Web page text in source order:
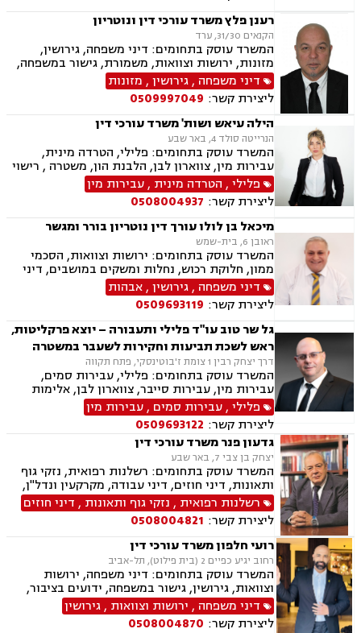
ייפוי כוח מתמשך, אחריות הורית
רענן פלץ משרד עורכי דין ונוטריון
הקנאים 31/30, ערד
המשרד עוסק בתחומים: דיני משפחה, גירושין,
מזונות, ירושות וצוואות, משמורת, גישור במשפחה,
חלוקת רכוש, ידועים בציבור, מעמד אישי, אלימות
במשפחה, נזיקין, נזקי גוף, נזקי רכוש, תאונות דרכים,
תאונות עבודה, תאונות עקב רשלנות, דיני עבודה,
נוטריון.
דיני משפחה ,גירושין, מזונות
ליצירת קשר: 0509997049
הילה עיאש ושות' משרד עורכי דין
הנרייטה סולד 4, באר שבע
המשרד עוסק בתחומים: פלילי, הטרדה מינית,
עבירות מין, צווארון לבן, הלבנת הון, משטרה , רישוי
נשק, ייצוג קטינים, אלימות במשפחה, עבירות סמים,
גרימת מוות ברשלנות, עבירות סייבר, חוק הנוער,
עבירות המתה, עבירות נשק, עבירות רכוש
פלילי, הטרדה מינית ,עבירות מין
ליצירת קשר: 0508004937
מיכאל בן לולו עורך דין נוטריון בורר ומגשר
ראובן 6, בית-שמש
המשרד עוסק בתחומים: ירושות וצוואות, הסכמי
ממון, חלוקת רכוש, נחלות ומשקים במושבים, דיני
מקרקעין, עסקאות מכר דירה, נדל"ן, רשות מקרקעי
ישראל, דיני משפחה, גירושין, מזונות, משמורת,
אלימות במשפחה, אבהות , גישור במשפחה, אומנה,
מעמד אישי, ניכור הורי
דיני משפחה ,גירושין,אבהות
ליצירת קשר: 0509693119
גל שר טוב עו"ד פלילי ותעבורה – יוצא פרקליטות,
ראש לשכת תביעות וחקירות לשעבר במשטרה
דרך יצחק רבין 1 צומת ז'בוטינסקי, פתח תקווה
המשרד עוסק בתחומים: פלילי, עבירות סמים,
עבירות מין, עבירות סייבר, צווארון לבן, אלימות
במשפחה, ייצוג קטינים, תעבורה, נהיגה בשכרות,
שלילת רשיון נהיגה, פסילת רשיון מנהלית, משטרה,
גרימת מוות ברשלנות, מעצרים, מעצרים עד תום
הליכים,עברות המתה, שחרורים בתנאים
פלילי,עבירות סמים ,עבירות מין
ליצירת קשר: 0509693122
גדעון פנר משרד עורכי דין
יצחק בן צבי 7, באר שבע
המשרד עוסק בתחומים: רשלנות רפואית, נזקי גוף
ותאונות, דיני חוזים, דיני עבודה, מקרקעין ונדל"ן,
דיני משפחה, בנקים, פלילי, נזקי גוף, תאונות עבודה,
תאונות דרכים, משפט מסחרי, תביעות ביטוח ונזקי
רכוש, ייפוי כוח מתמשך, נוטריון , רשלנות רפואית-
הריון ולידה, לשון הרע, תאונות ספורט, בריאות
הנפש, אובדן כושר עבודה , תאונות תלמידים,
תאונות עקב רשלנות, נזקי רכוש, קבלנות חוזית,
השקעות בחו"ל, דין משמעתי, עובדים זרים, זכויות
נשים בהריון, תכנון ובניה, דיור מוגן, אגודות
שיתופיות, ליקויי בנייה, מושבים וקיבוצים , ועוד
רשלנות רפואית , נזקי גוף ותאונות , דיני חוזים
ליצירת קשר: 0508004821
רועי חלפון משרד עורכי דין
רחוב יגיע כפיים 2 (בית פילוט), תל-אביב
המשרד עוסק בתחומים: דיני משפחה, ירושות
וצוואות, גירושין, גישור במשפחה, ידועים בציבור,
מזונות, משמורת, צווי מניעה, אלימות במשפחה,
הסכמי ממון, אפוטרופסות, חלוקת רכוש, מעמד אישי
דיני משפחה , ירושות וצוואות ,גירושין
ליצירת קשר: 0508004870